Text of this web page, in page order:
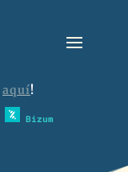
aquí!
Bizum